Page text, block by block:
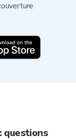
questions